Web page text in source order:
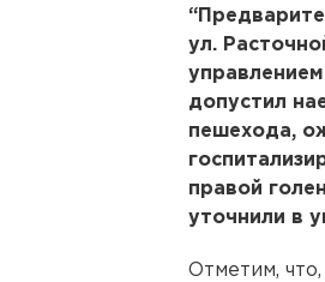
ул.
допустил
пешехода,
правой
уточнили в
Отметим,